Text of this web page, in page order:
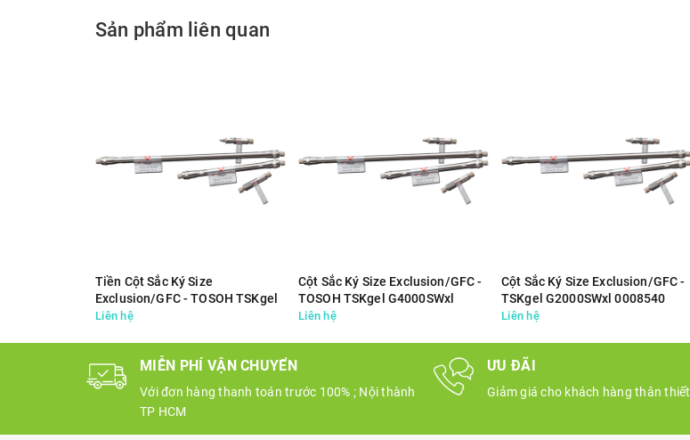
Sản phẩm liên quan
Tiền Cột Sắc Ký Size
Exclusion/GFC - TOSOH TSKgel
SWxl Guard Column 08543
Liên hệ
Cột Sắc Ký Size Exclusion/GFC -
TOSOH TSKgel G4000SWxl
08542
Liên hệ
Cột Sắc Ký Size Exclusion/GFC -
TSKgel G2000SWxl 0008540
Liên hệ
MIỄN PHÍ VẬN CHUYỂN
Với đơn hàng thanh toán trước 100% ; Nội thành
TP HCM
ƯU ĐÃI
Giảm giá cho khách hàng thân thiết